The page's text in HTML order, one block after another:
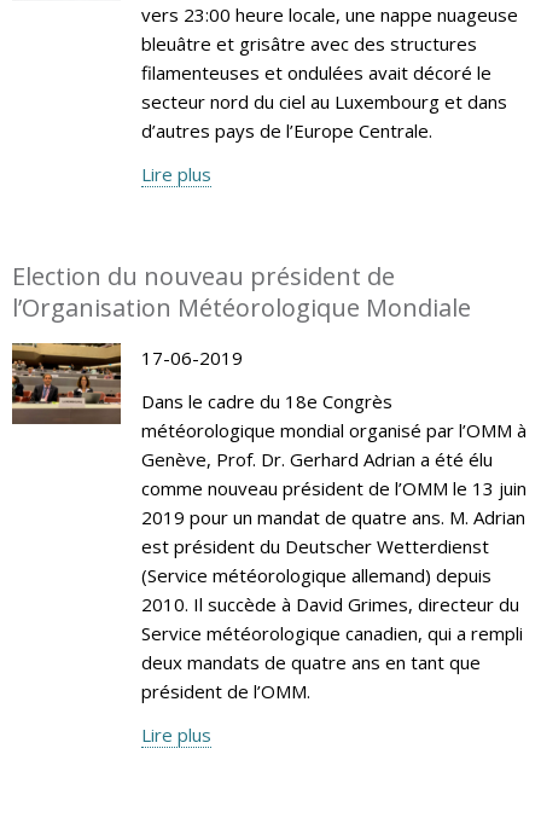
vers 23:00 heure locale, une nappe nuageuse
bleuâtre et grisâtre avec des structures
filamenteuses et ondulées avait décoré le
secteur nord du ciel au Luxembourg et dans
d’autres pays de l’Europe Centrale.
Lire plus
Election du nouveau président de
l’Organisation Météorologique Mondiale
17-06-2019
Dans le cadre du 18e Congrès
météorologique mondial organisé par l’OMM à
Genève, Prof. Dr. Gerhard Adrian a été élu
comme nouveau président de l’OMM le 13 juin
2019 pour un mandat de quatre ans. M. Adrian
est président du Deutscher Wetterdienst
(Service météorologique allemand) depuis
2010. Il succède à David Grimes, directeur du
Service météorologique canadien, qui a rempli
deux mandats de quatre ans en tant que
président de l’OMM.
Lire plus